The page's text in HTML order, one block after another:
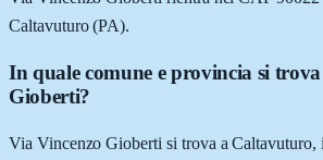
Caltavuturo (PA).
In quale comune e provincia si
Gioberti?
Via Vincenzo Gioberti si trova a Caltavuturo,